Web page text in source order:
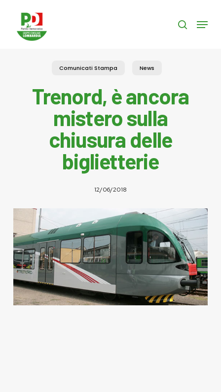
content
search
Menu
Comunicati Stampa News
Trenord, è ancora
mistero sulla
chiusura delle
biglietterie
12/06/2018